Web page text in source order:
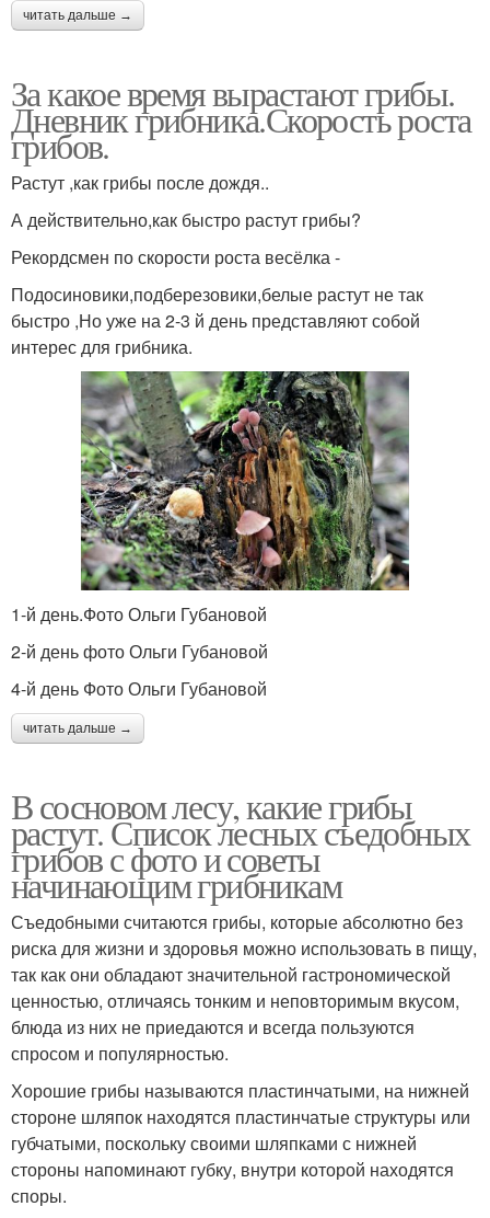
читать дальше →
За какое время вырастают грибы.
Дневник грибника.Скорость роста
грибов.
Растут ,как грибы после дождя..
А действительно,как быстро растут грибы?
Рекордсмен по скорости роста весёлка -
Подосиновики,подберезовики,белые растут не так
быстро ,Но уже на 2-3 й день представляют собой
интерес для грибника.
1-й день.Фото Ольги Губановой
2-й день фото Ольги Губановой
4-й день Фото Ольги Губановой
читать дальше →
В сосновом лесу, какие грибы
растут. Список лесных съедобных
грибов с фото и советы
начинающим грибникам
Съедобными считаются грибы, которые абсолютно без
риска для жизни и здоровья можно использовать в пищу,
так как они обладают значительной гастрономической
ценностью, отличаясь тонким и неповторимым вкусом,
блюда из них не приедаются и всегда пользуются
спросом и популярностью.
Хорошие грибы называются пластинчатыми, на нижней
стороне шляпок находятся пластинчатые структуры или
губчатыми, поскольку своими шляпками с нижней
стороны напоминают губку, внутри которой находятся
споры.